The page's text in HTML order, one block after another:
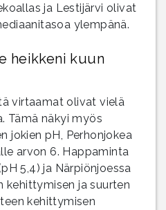
ja Lestijärvi olivat
ylempänä.
heikkeni kuun
virtaamat olivat vielä
Tämä näkyi myös
jokien pH, Perhonjokea
arvon 6. Happaminta
5,4) ja Närpiönjoessa
kehittymisen ja suurten
kehittymisen